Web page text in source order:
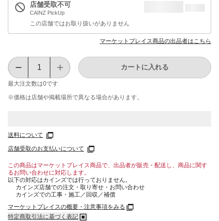
店舗受取不可
CAINZ PickUp
この店舗ではお取り扱いがありません
マーケットプレイス商品の出品者はこちら
最大注文数は0です
カートに入れる
※価格は​店舗や​掲載場所で​異なる​場合が​あります。
送料について
店舗受取のお支払いについて
この商品はマーケットプレイス商品で、出品者が販売・配送し、商品に関す
るお問い合わせに対応します。
以下の対応はカインズでは行っておりません。
カインズ店舗での注文・取り寄せ・お問い合わせ
カインズでの工事・施工／回収／補償
マーケットプレイスの概要・注意事項をみる
特定商取引法に基づく表記